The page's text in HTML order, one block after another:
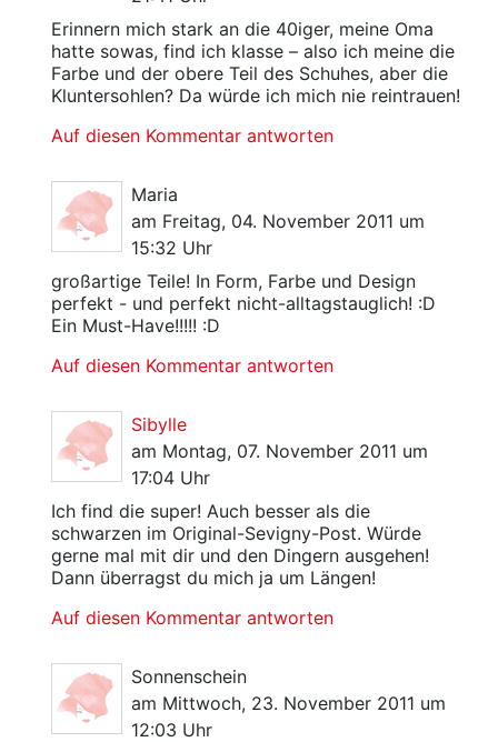
Erinnern mich stark an die 40iger, meine Oma
hatte sowas, find ich klasse – also ich meine die
Farbe und der obere Teil des Schuhes, aber die
Kluntersohlen? Da würde ich mich nie reintrauen!
Auf diesen Kommentar antworten
Maria
am Freitag, 04. November 2011 um
15:32 Uhr
großartige Teile! In Form, Farbe und Design
perfekt - und perfekt nicht-alltagstauglich! :D
Ein Must-Have!!!!! :D
Auf diesen Kommentar antworten
Sibylle
am Montag, 07. November 2011 um
17:04 Uhr
Ich find die super! Auch besser als die
schwarzen im Original-Sevigny-Post. Würde
gerne mal mit dir und den Dingern ausgehen!
Dann überragst du mich ja um Längen!
Auf diesen Kommentar antworten
Sonnenschein
am Mittwoch, 23. November 2011 um
12:03 Uhr